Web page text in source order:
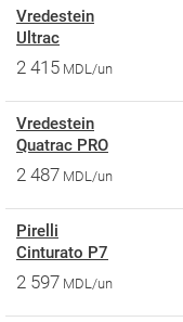
Vredestein
Ultrac
2 415 MDL/un
Vredestein
Quatrac PRO
2 487 MDL/un
Pirelli
Cinturato P7
2 597 MDL/un